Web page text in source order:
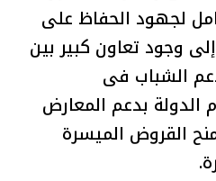
لجهود الحفاظ على
وجود تعاون كبير بين
الشباب فى
بدعم المعارض
القروض الميسرة